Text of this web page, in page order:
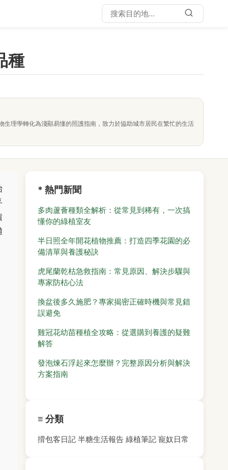
種
理學轉化為淺顯易懂的照護指南，致力於協助城市居民在繁忙的生活
* 熱門新聞
多肉蘆薈種類全解析：從常見到稀有，一次搞
懂你的綠植室友
半日照全年開花植物推薦：打造四季花園的必
備清單與養護秘訣
虎尾蘭乾枯急救指南：常見原因、解決步驟與
專家防枯心法
換盆後多久施肥？專家揭密正確時機與常見錯
誤避免
雞冠花幼苗種植全攻略：從選購到養護的疑難
解答
發泡煉石浮起來怎麼辦？完整原因分析與解決
方案指南
≡ 分類
揹包客日記 半糖生活報告 綠植筆記 寵奴日常